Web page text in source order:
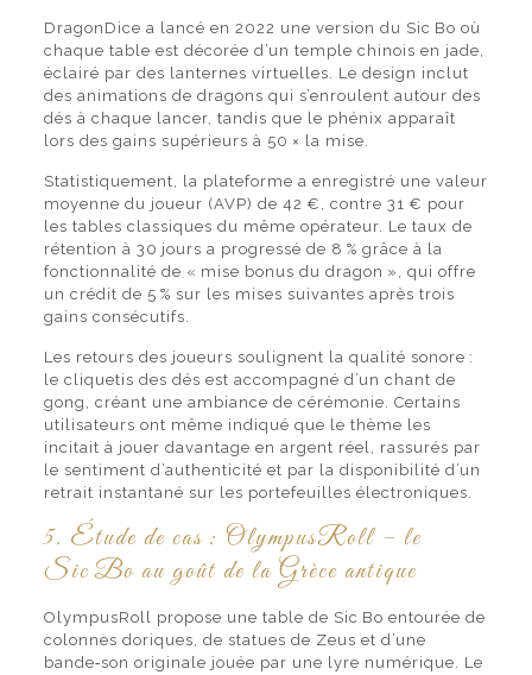
DragonDice a lancé en 2022 une version du Sic Bo où
chaque table est décorée d’un temple chinois en jade,
éclairé par des lanternes virtuelles. Le design inclut
des animations de dragons qui s’enroulent autour des
dés à chaque lancer, tandis que le phénix apparaît
lors des gains supérieurs à 50 × la mise.
Statistiquement, la plateforme a enregistré une valeur
moyenne du joueur (AVP) de 42 €, contre 31 € pour
les tables classiques du même opérateur. Le taux de
rétention à 30 jours a progressé de 8 % grâce à la
fonctionnalité de « mise bonus du dragon », qui offre
un crédit de 5 % sur les mises suivantes après trois
gains consécutifs.
Les retours des joueurs soulignent la qualité sonore :
le cliquetis des dés est accompagné d’un chant de
gong, créant une ambiance de cérémonie. Certains
utilisateurs ont même indiqué que le thème les
incitait à jouer davantage en argent réel, rassurés par
le sentiment d’authenticité et par la disponibilité d’un
retrait instantané sur les portefeuilles électroniques.
5. Étude de cas : OlympusRoll – le
Sic Bo au goût de la Grèce antique
OlympusRoll propose une table de Sic Bo entourée de
colonnes doriques, de statues de Zeus et d’une
bande‑son originale jouée par une lyre numérique. Le